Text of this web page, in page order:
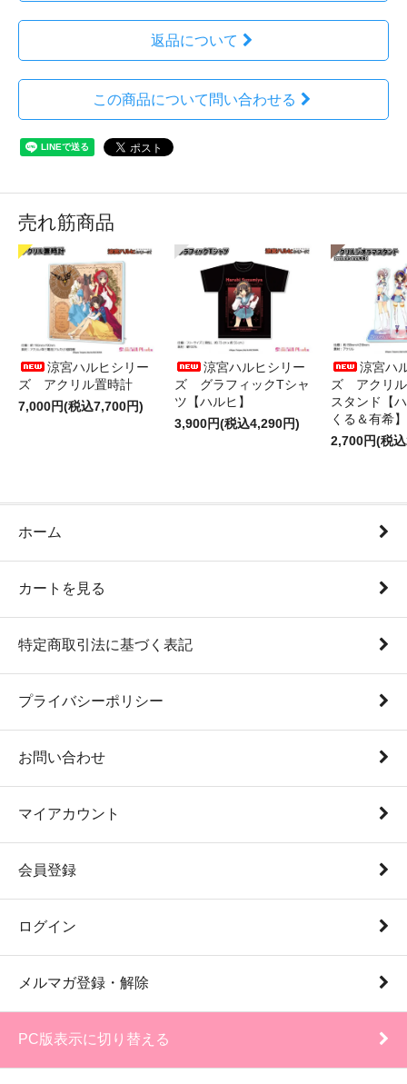
返品について
この商品について問い合わせる
売れ筋商品
涼宮ハルヒシリー
ズ アクリル置時計
7,000円(税込7,700円)
涼宮ハルヒシリー
ズ グラフィックTシャ
ツ【ハルヒ】
3,900円(税込4,290円)
涼宮ハ
ズ アクリル
スタンド【
くる＆有希】
2,700円(税
ホーム
カートを見る
特定商取引法に基づく表記
プライバシーポリシー
お問い合わせ
マイアカウント
会員登録
ログイン
メルマガ登録・解除
PC版表示に切り替える